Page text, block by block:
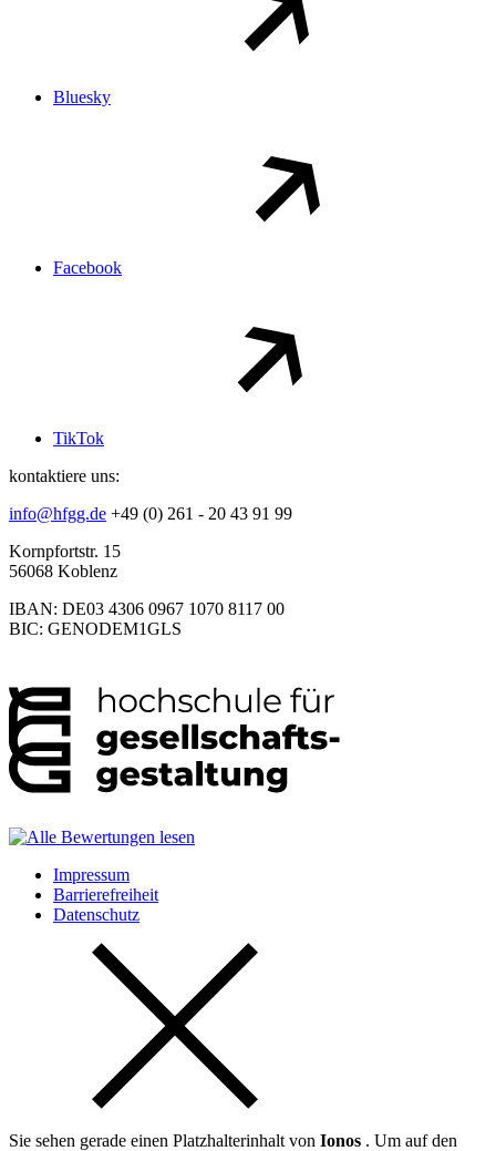
Bluesky
Facebook
TikTok
kontaktiere uns:
info@hfgg.de +49 (0) 261 - 20 43 91 99
Kornpfortstr. 15
56068 Koblenz
IBAN: DE03 4306 0967 1070 8117 00
BIC: GENODEM1GLS
Impressum
Barrierefreiheit
Datenschutz
Sie sehen gerade einen Platzhalterinhalt von Ionos . Um auf den